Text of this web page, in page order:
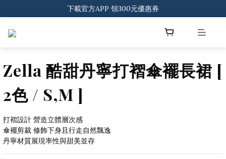
登入會員 一般會員滿$2000享免運
下載官方APP 領300元優惠券
Zella 酷甜丹寧打褶傘襬長裙 [
2色 / S,M ]
打褶設計 營造立體層次感
傘襬剪裁 修飾下身且行走自然飄逸
丹寧材質展現率性與甜美並存